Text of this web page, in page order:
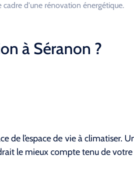
cadre d'une rénovation énergétique.
à Séranon ?
de l’espace de vie à
le mieux compte tenu de